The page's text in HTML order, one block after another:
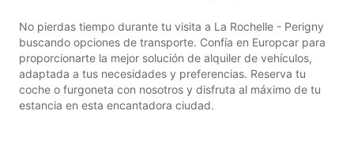
No pierdas tiempo durante tu visita a La Rochelle - Perigny
buscando opciones de transporte. Confía en Europcar para
proporcionarte la mejor solución de alquiler de vehículos,
adaptada a tus necesidades y preferencias. Reserva tu
coche o furgoneta con nosotros y disfruta al máximo de tu
estancia en esta encantadora ciudad.